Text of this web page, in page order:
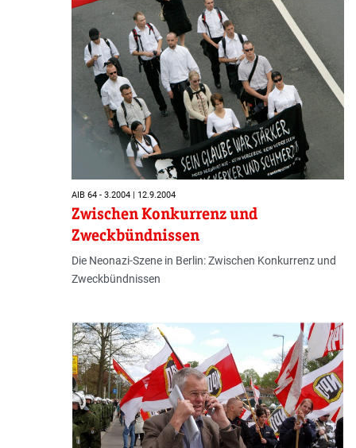
AIB 64 - 3.2004 | 12.9.2004
Zwischen Konkurrenz und
Zweckbündnissen
Die Neonazi-Szene in Berlin: Zwischen Konkurrenz und
Zweckbündnissen